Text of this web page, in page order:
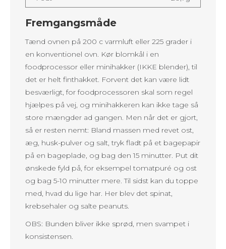
Fremgangsmåde
Tænd ovnen på 200 c varmluft eller 225 grader i
en konventionel ovn. Kør blomkål i en
foodprocessor eller minihakker (IKKE blender), til
det er helt finthakket. Forvent det kan være lidt
besværligt, for foodprocessoren skal som regel
hjælpes på vej, og minihakkeren kan ikke tage så
store mængder ad gangen. Men når det er gjort,
så er resten nemt: Bland massen med revet ost,
æg, husk-pulver og salt, tryk fladt på et bagepapir
på en bageplade, og bag den 15 minutter. Put dit
ønskede fyld på, for eksempel tomatpuré og ost
og bag 5-10 minutter mere. Til sidst kan du toppe
med, hvad du lige har. Her blev det spinat,
krebsehaler og salte peanuts.
OBS: Bunden bliver ikke sprød, men svampet i
konsistensen.